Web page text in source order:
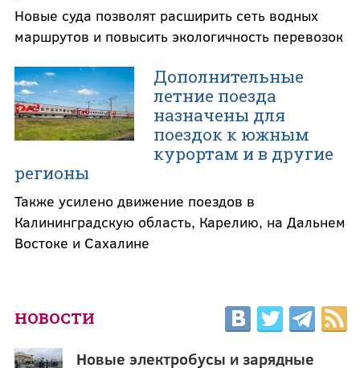
Новые суда позволят расширить сеть водных
маршрутов и повысить экологичность перевозок
Дополнительные
летние поезда
назначены для
поездок к южным
курортам и в другие
регионы
Также усилено движение поездов в
Калининградскую область, Карелию, на Дальнем
Востоке и Сахалине
НОВОСТИ
Новые электробусы и зарядные